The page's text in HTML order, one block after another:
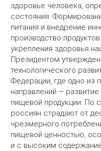
здоровье человека,
состояния.
питания и внедрение
производство
укрепления здоровья
Президентом
технологического
Федерации, где одно из
направлений –
пищевой продукции. По
россиян страдают от
чрезмерного
пищевой ценностью,
и с высоким